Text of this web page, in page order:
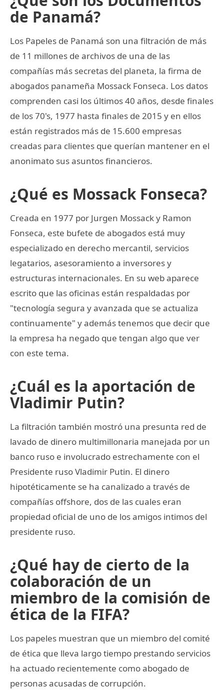
de Panamá?
Los Papeles de Panamá son una filtración de más
de 11 millones de archivos de una de las
compañías más secretas del planeta, la firma de
abogados panameña Mossack Fonseca. Los datos
comprenden casi los últimos 40 años, desde finales
de los 70's, 1977 hasta finales de 2015 y en ellos
están registrados más de 15.600 empresas
creadas para clientes que querían mantener en el
anonimato sus asuntos financieros.
¿Qué es Mossack Fonseca?
Creada en 1977 por Jurgen Mossack y Ramon
Fonseca, este bufete de abogados está muy
especializado en derecho mercantil, servicios
legatarios, asesoramiento a inversores y
estructuras internacionales. En su web aparece
escrito que las oficinas están respaldadas por
"tecnología segura y avanzada que se actualiza
continuamente" y además tenemos que decir que
la empresa ha negado que tengan algo que ver
con este tema.
¿Cuál es la aportación de
Vladimir Putin?
La filtración también mostró una presunta red de
lavado de dinero multimillonaria manejada por un
banco ruso e involucrado estrechamente con el
Presidente ruso Vladimir Putin. El dinero
hipotéticamente se ha canalizado a través de
compañías offshore, dos de las cuales eran
propiedad oficial de uno de los amigos intimos del
presidente ruso.
¿Qué hay de cierto de la
colaboración de un
miembro de la comisión de
ética de la FIFA?
Los papeles muestran que un miembro del comité
de ética que lleva largo tiempo prestando servicios
ha actuado recientemente como abogado de
personas acusadas de corrupción.